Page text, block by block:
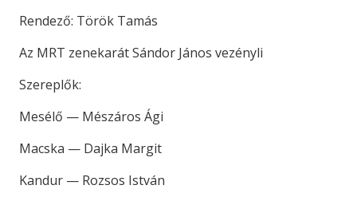
Rendező: Török Tamás
Az MRT zenekarát Sándor János vezényli
Szereplők:
Mesélő — Mészáros Ági
Macska — Dajka Margit
Kandur — Rozsos István